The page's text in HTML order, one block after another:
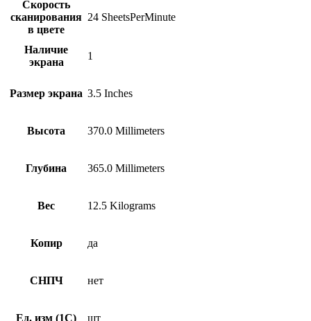
Скорость
сканирования
в цвете
24 SheetsPerMinute
Наличие
экрана
1
Размер экрана 3.5 Inches
Высота 370.0 Millimeters
Глубина 365.0 Millimeters
Вес 12.5 Kilograms
Копир да
СНПЧ нет
Ед. изм (1С) шт